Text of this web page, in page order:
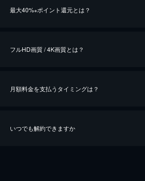
最大40%※ポイント還元とは？
※40％ポイント還元の対象は、クレジットカード決済によ
iOSアプリのUコイン決済による作品の購入 / レンタルは
フルHD画質 / 4K画質とは？
月額料金を支払うタイミングは？
いつでも解約できますか